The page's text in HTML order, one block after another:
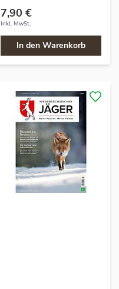
7,90 €
Inkl. MwSt.
In den Warenkorb